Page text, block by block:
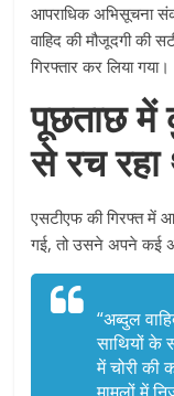
आपराधिक अभिसूचना
वाहिद की मौजूदगी की
गिरफ्तार कर लिया गया।
पूछताछ में
से रच रहा
एसटीएफ की गिरफ्त में
गई, तो उसने अपने कई
“अब्दुल
साथियों के
में चोरी की